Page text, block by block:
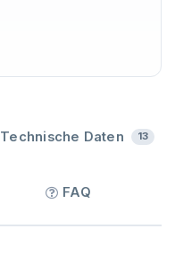
Technische Daten 13
FAQ